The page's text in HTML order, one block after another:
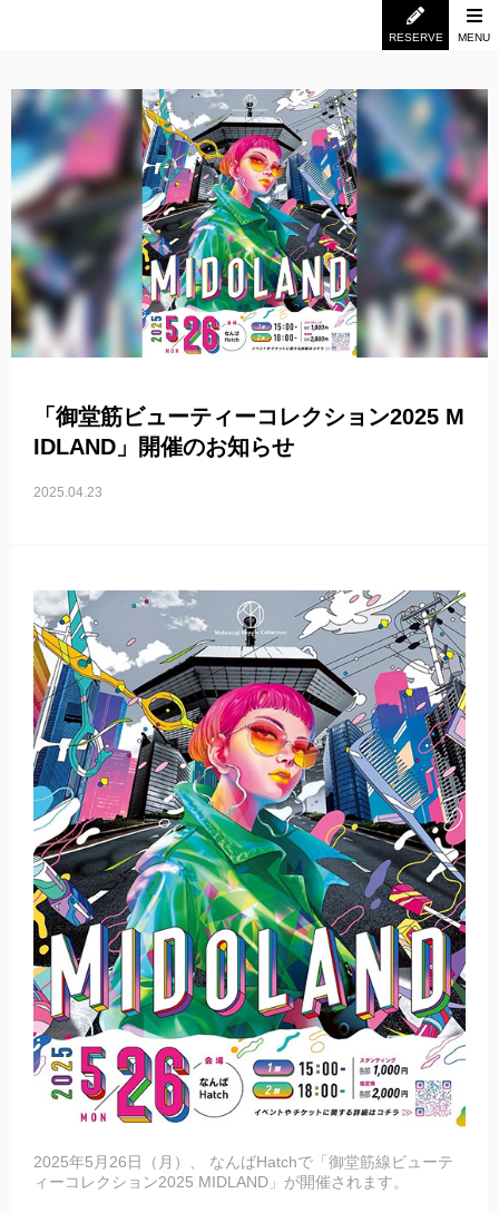
RESERVE MENU
「御堂筋ビューティーコレクション2025 M
IDLAND」開催のお知らせ
2025.04.23
2025年5月26日（月）、 なんばHatchで「御堂筋線ビューテ
ィーコレクション2025 MIDLAND」が開催されます。